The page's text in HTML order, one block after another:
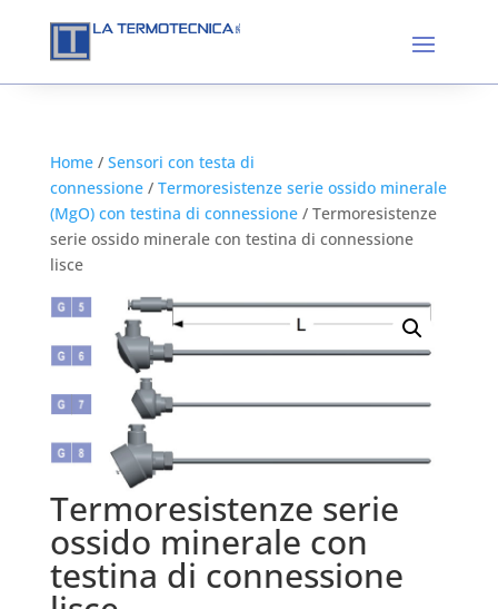
Home/ Sensori con testa di
connessione/ Termoresistenze serie ossido minerale
(MgO) con testina di connessione/ Termoresistenze
serie ossido minerale con testina di connessione
lisce
Termoresistenze serie
ossido minerale con
testina di connessione